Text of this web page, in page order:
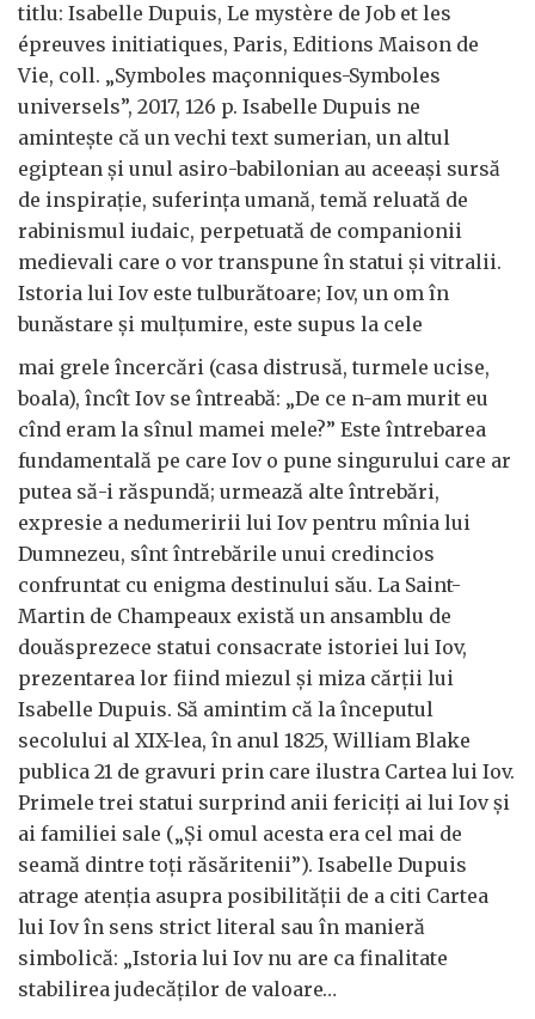
titlu: Isabelle Dupuis, Le mystère de Job et les
épreuves initiatiques, Paris, Editions Maison de
Vie, coll. „Symboles maçonniques-Symboles
universels”, 2017, 126 p. Isabelle Dupuis ne
amintește că un vechi text sumerian, un altul
egiptean și unul asiro-babilonian au aceeași sursă
de inspirație, suferința umană, temă reluată de
rabinismul iudaic, perpetuată de companionii
medievali care o vor transpune în statui și vitralii.
Istoria lui Iov este tulburătoare; Iov, un om în
bunăstare și mulțumire, este supus la cele
mai grele încercări (casa distrusă, turmele ucise,
boala), încît Iov se întreabă: „De ce n-am murit eu
cînd eram la sînul mamei mele?” Este întrebarea
fundamentală pe care Iov o pune singurului care ar
putea să-i răspundă; urmează alte întrebări,
expresie a nedumeririi lui Iov pentru mînia lui
Dumnezeu, sînt întrebările unui credincios
confruntat cu enigma destinului său. La Saint-
Martin de Champeaux există un ansamblu de
douăsprezece statui consacrate istoriei lui Iov,
prezentarea lor fiind miezul și miza cărții lui
Isabelle Dupuis. Să amintim că la începutul
secolului al XIX-lea, în anul 1825, William Blake
publica 21 de gravuri prin care ilustra Cartea lui Iov.
Primele trei statui surprind anii fericiți ai lui Iov și
ai familiei sale („Și omul acesta era cel mai de
seamă dintre toți răsăritenii”). Isabelle Dupuis
atrage atenția asupra posibilității de a citi Cartea
lui Iov în sens strict literal sau în manieră
simbolică: „Istoria lui Iov nu are ca finalitate
stabilirea judecăților de valoare…